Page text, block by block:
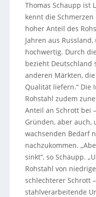
Thomas Schaupp ist
kennt die
hoher Anteil des
Jahren aus
hochwertig. Durch
bezieht Deutschland
anderen Märkten,
Qualität liefern.“ Die
Rohstahl zudem
Anteil an Schrott bei
Gründen, aber
wachsenden Bedarf
nachzukommen.
sinkt“, so Schaupp.
Rohstahl von
schlechterer Schrott
stahlverarbeitende